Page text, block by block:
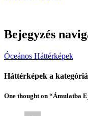
Bejegyzés
Óceános Háttérképek
Háttérképek a
One thought on “Ámulatba